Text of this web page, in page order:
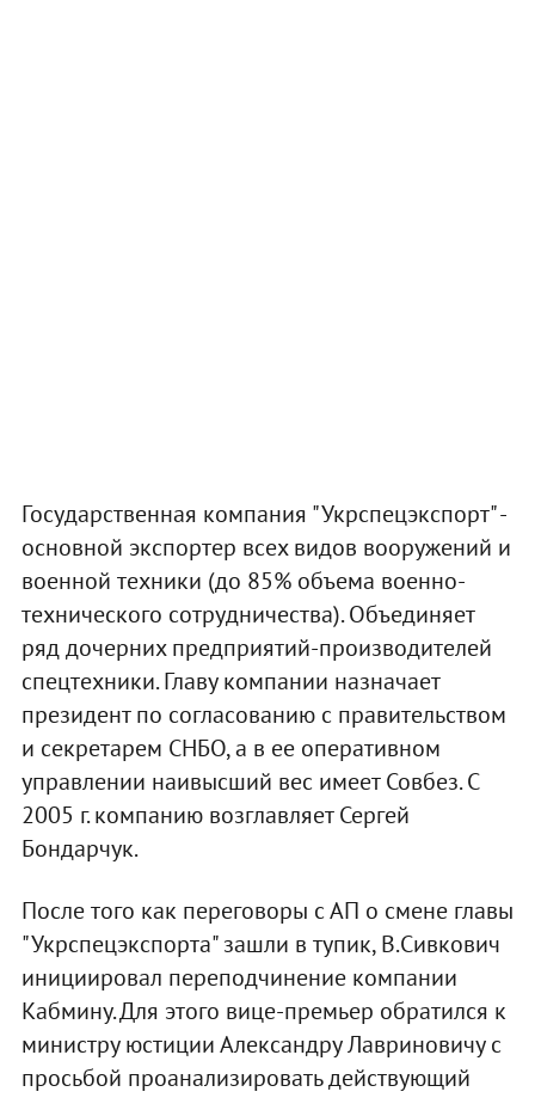
Государственная компания "Укрспецэкспорт" -
основной экспортер всех видов вооружений и
военной техники (до 85% объема военно-
технического сотрудничества). Объединяет
ряд дочерних предприятий-производителей
спецтехники. Главу компании назначает
президент по согласованию с правительством
и секретарем СНБО, а в ее оперативном
управлении наивысший вес имеет Совбез. С
2005 г. компанию возглавляет Сергей
Бондарчук.
После того как переговоры с АП о смене главы
"Укрспецэкспорта" зашли в тупик, В.Сивкович
инициировал переподчинение компании
Кабмину. Для этого вице-премьер обратился к
министру юстиции Александру Лавриновичу с
просьбой проанализировать действующий